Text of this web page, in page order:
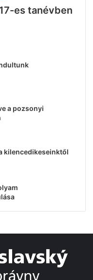
es tanévben
a pozsonyi
kilencedikeseinktől